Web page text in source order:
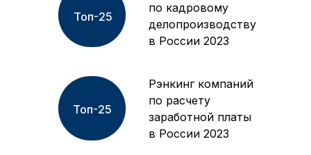
по кадровому
делопроизводству
в России 2023
Рэнкинг компаний
по расчету
заработной платы
в России 2023
Топ-25
Топ-25